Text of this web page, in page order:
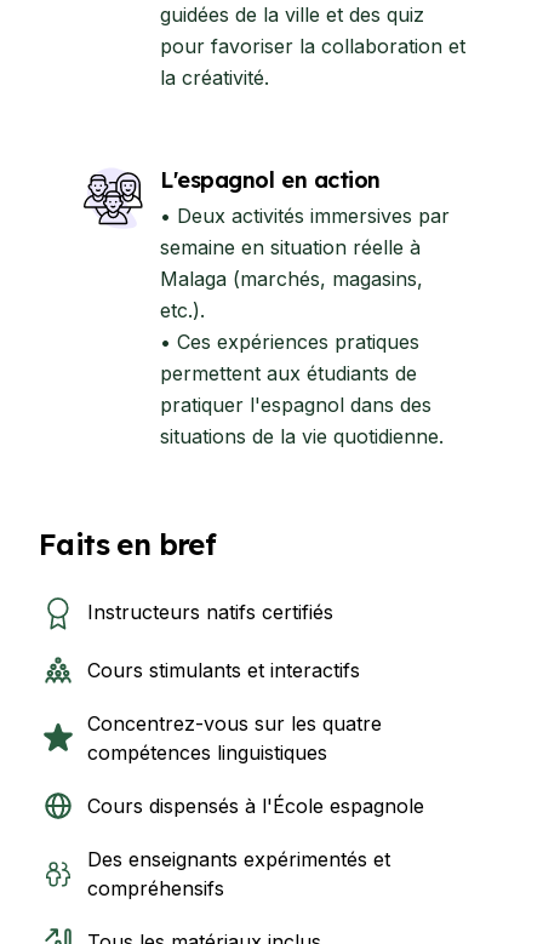
guidées de la ville et des quiz
pour favoriser la collaboration et
la créativité.
L'espagnol en action
• Deux activités immersives par
semaine en situation réelle à
Malaga (marchés, magasins,
etc.).
• Ces expériences pratiques
permettent aux étudiants de
pratiquer l'espagnol dans des
situations de la vie quotidienne.
Faits en bref
Instructeurs natifs certifiés
Cours stimulants et interactifs
Concentrez-vous sur les quatre
compétences linguistiques
Cours dispensés à l'École espagnole
Des enseignants expérimentés et
compréhensifs